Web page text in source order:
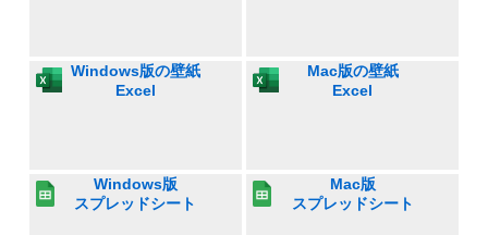
Windows版の壁紙
Excel
Mac版の壁紙
Excel
Windows版
スプレッドシート
Mac版
スプレッドシート